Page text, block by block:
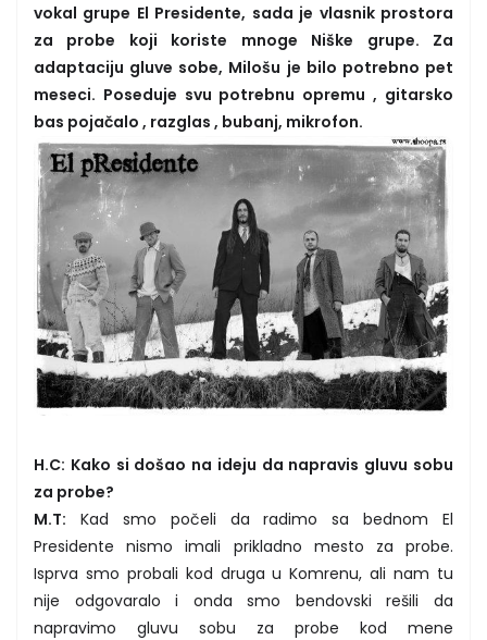
vokal grupe El Presidente, sada je vlasnik prostora
za probe koji koriste mnoge Niške grupe. Za
adaptaciju gluve sobe, Milošu je bilo potrebno pet
meseci. Poseduje svu potrebnu opremu , gitarsko
bas pojačalo , razglas , bubanj, mikrofon.
H.C: Kako si došao na ideju da napravis gluvu sobu
za probe?
M.T: Kad smo počeli da radimo sa bednom El
Presidente nismo imali prikladno mesto za probe.
Isprva smo probali kod druga u Komrenu, ali nam tu
nije odgovaralo i onda smo bendovski rešili da
napravimo gluvu sobu za probe kod mene